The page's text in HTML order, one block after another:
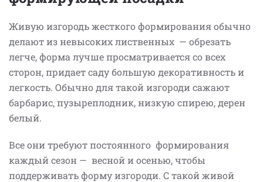
Живую изгородь жесткого формирования обычно
делают из невысоких лиственных — обрезать
легче, форма лучше просматривается со всех
сторон, придает саду большую декоративность и
легкость. Обычно для такой изгороди сажают
барбарис, пузыреплодник, низкую спирею, дерен
белый.
Все они требуют постоянного формирования
каждый сезон — весной и осенью, чтобы
поддерживать форму изгороди. С такой живой